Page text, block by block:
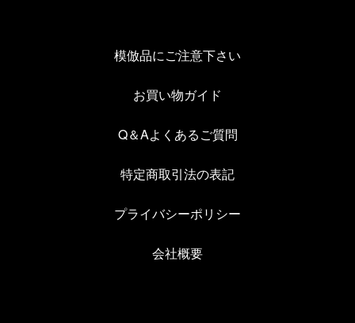
模倣品にご注意下さい
お買い物ガイド
Q＆Aよくあるご質問
特定商取引法の表記
プライバシーポリシー
会社概要